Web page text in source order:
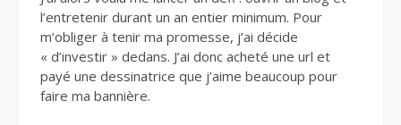
l’entretenir durant un an entier minimum. Pour
m’obliger à tenir ma promesse, j’ai décide
« d’investir » dedans. J’ai donc acheté une url et
payé une dessinatrice que j’aime beaucoup pour
faire ma bannière.